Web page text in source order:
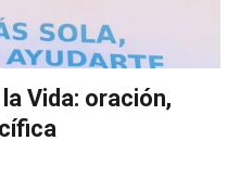
Vida: oración,